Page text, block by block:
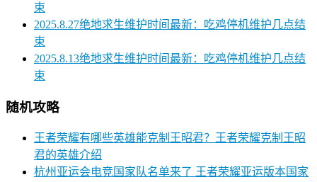
束
2025.8.27绝地求生维护时间最新：吃鸡停机维护几点结
束
2025.8.13绝地求生维护时间最新：吃鸡停机维护几点结
束
随机攻略
王者荣耀有哪些英雄能克制王昭君？王者荣耀克制王昭
君的英雄介绍
杭州亚运会电竞国家队名单来了 王者荣耀亚运版本国家